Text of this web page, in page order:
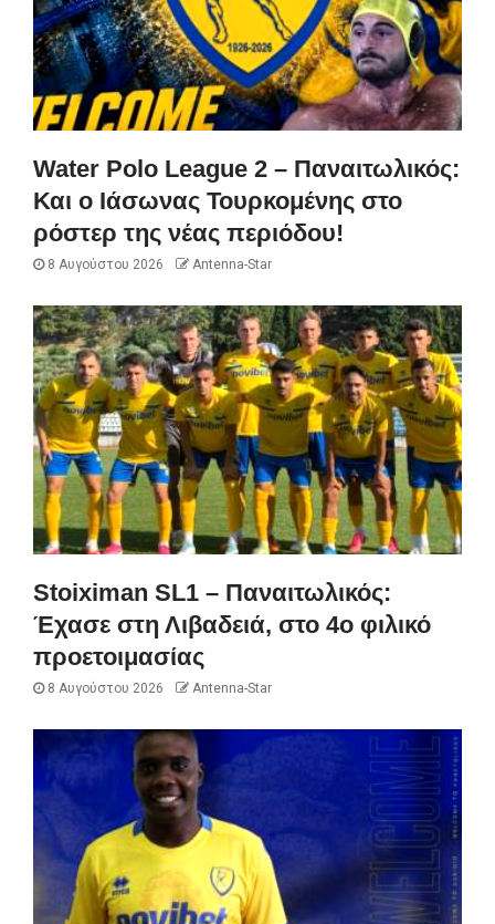
Water Polo League 2 – Παναιτωλικός:
Και ο Ιάσωνας Τουρκομένης στο
ρόστερ της νέας περιόδου!
8 Αυγούστου 2026 Antenna-Star
Stoiximan SL1 – Παναιτωλικός:
Έχασε στη Λιβαδειά, στο 4ο φιλικό
προετοιμασίας
8 Αυγούστου 2026 Antenna-Star